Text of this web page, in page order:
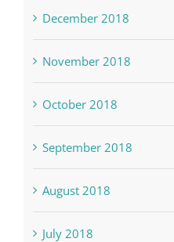
December 2018
November 2018
October 2018
September 2018
August 2018
July 2018